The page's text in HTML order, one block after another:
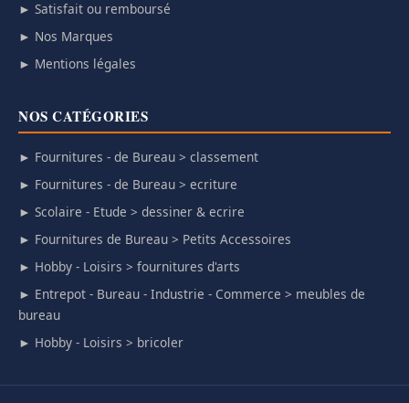
► Satisfait ou remboursé
► Nos Marques
► Mentions légales
NOS CATÉGORIES
► Fournitures - de Bureau > classement
► Fournitures - de Bureau > ecriture
► Scolaire - Etude > dessiner & ecrire
► Fournitures de Bureau > Petits Accessoires
► Hobby - Loisirs > fournitures d'arts
► Entrepot - Bureau - Industrie - Commerce > meubles de
bureau
► Hobby - Loisirs > bricoler